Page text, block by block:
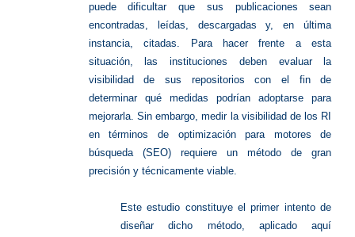
puede dificultar que sus publicaciones sean
encontradas, leídas, descargadas y, en última
instancia, citadas. Para hacer frente a esta
situación, las instituciones deben evaluar la
visibilidad de sus repositorios con el fin de
determinar qué medidas podrían adoptarse para
mejorarla. Sin embargo, medir la visibilidad de los RI
en términos de optimización para motores de
búsqueda (SEO) requiere un método de gran
precisión y técnicamente viable.
Este estudio constituye el primer intento de
diseñar dicho método, aplicado aquí